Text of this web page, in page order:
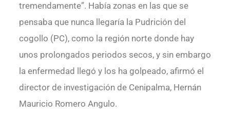
tremendamente”. Había zonas en las que se
pensaba que nunca llegaría la Pudrición del
cogollo (PC), como la región norte donde hay
unos prolongados periodos secos, y sin embargo
la enfermedad llegó y los ha golpeado, afirmó el
director de investigación de Cenipalma, Hernán
Mauricio Romero Angulo.